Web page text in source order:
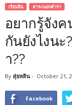
เรียนจีน สาระนอกตำรา
อยากรู้จัง
กันยังไงนะ
า??
By สุ่ยหลิน - October 21,
Facebook